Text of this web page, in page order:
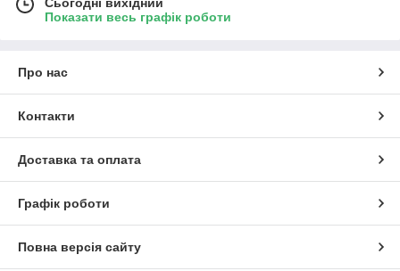
Показати весь графік роботи
Про нас
Контакти
Доставка та оплата
Графік роботи
Повна версія сайту